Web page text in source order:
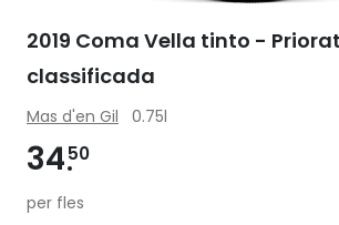
2019 Coma Vella tinto -
classificada
Mas d'en Gil 0.75l
3450
per fles